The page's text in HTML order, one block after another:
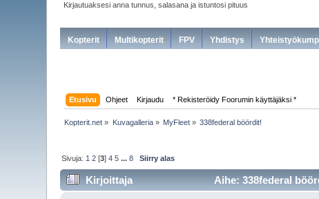
Kirjautuaksesi anna tunnus, salasana ja istuntosi pituus
Kopterit Multikopterit FPV Yhdistys
Etusivu Ohjeet Kirjaudu * Rekisteröidy Foorumin käyttäjäksi *
Kopterit.net » Kuvagalleria» MyFleet » 338federal böördit!
Sivuja: 1 2 [3]4 5 ...8 Siirry alas
Kirjoittaja Aihe: 338federal